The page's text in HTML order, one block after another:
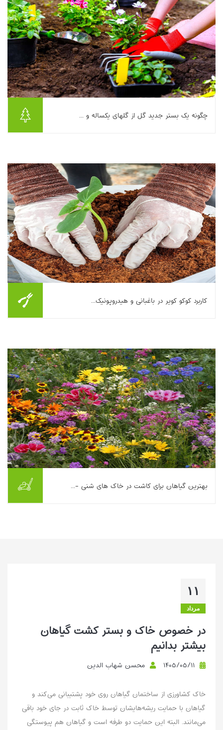
این مقاله راهنمای گام‌به‌گام ایجاد یک بستر گل جدید با ترکیب گل‌های
بیشتر بخوانیم ...
چگونه یک بستر جدید گل از گلهای یکساله و ...
کوکوکویر، حاصل الیاف پوسته نارگیل، به‌عنوان جایگزینی پایدار برای
بیشتر بخوانیم ...
کاربرد کوکو کویر در باغبانی و هیدروپونیک...
این مطلب به معرفی راهکارهای انتخاب گیاه برای باغ‌های دارای خاک
بهترین گیاهان برای کاشت در خاک های شنی -...
۱۱
مرداد
در خصوص خاک و بستر کشت گیاهان
بیشتر بدانیم
۱۴۰۵/۰۵/۱۱ محسن شهاب الدین
خاک کشاورزی از ساختمان گیاهان روی خود پشتیبانی می‌کند و
گیاهان با حمایت ریشه‌هایشان توسط خاک ثابت در جای خود باقی
می‌مانند. البته این حمایت دو طرفه است و گیاهان هم پیوستگی